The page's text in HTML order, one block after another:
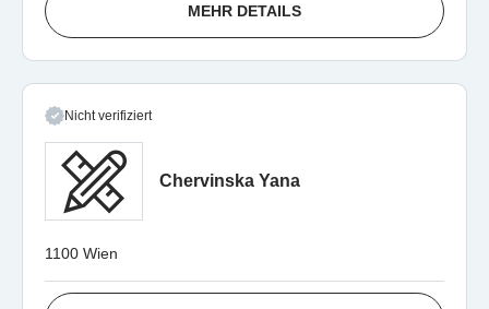
MEHR DETAILS
Nicht verifiziert
Chervinska Yana
1100 Wien